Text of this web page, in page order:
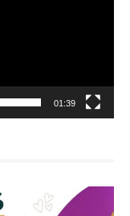
01:39